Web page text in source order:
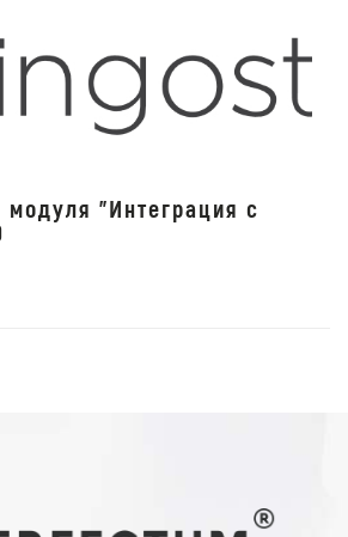
модуля "Интеграция с